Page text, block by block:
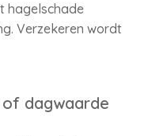
hagelschade
Verzekeren wordt
of dagwaarde